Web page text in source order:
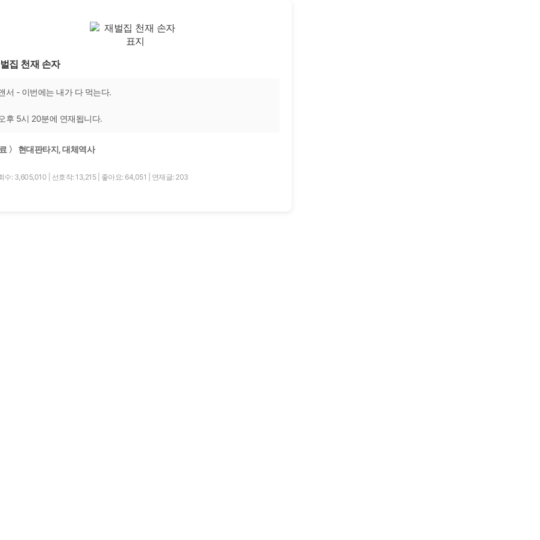
집 천재 손자
서 - 이번에는 내가 다 먹는다.
후 5시 20분에 연재됩니다.
〉 현대판타지, 대체역사
수: 3,605,010 선호작: 13,215 좋아요: 64,051 연재글: 203